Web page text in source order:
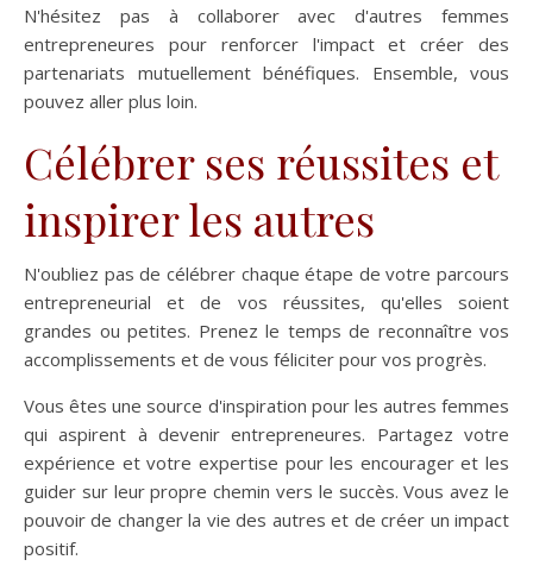
N'hésitez pas à collaborer avec d'autres femmes
entrepreneures pour renforcer l'impact et créer des
partenariats mutuellement bénéfiques. Ensemble, vous
pouvez aller plus loin.
Célébrer ses réussites et
inspirer les autres
N'oubliez pas de célébrer chaque étape de votre parcours
entrepreneurial et de vos réussites, qu'elles soient
grandes ou petites. Prenez le temps de reconnaître vos
accomplissements et de vous féliciter pour vos progrès.
Vous êtes une source d'inspiration pour les autres femmes
qui aspirent à devenir entrepreneures. Partagez votre
expérience et votre expertise pour les encourager et les
guider sur leur propre chemin vers le succès. Vous avez le
pouvoir de changer la vie des autres et de créer un impact
positif.